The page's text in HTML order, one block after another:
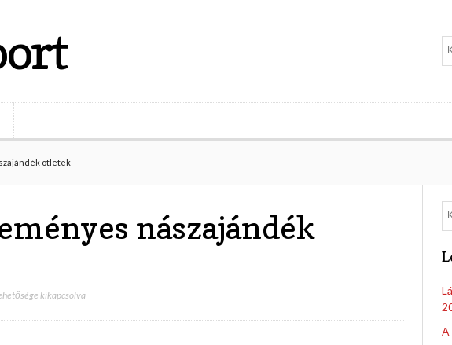
ötletek
nászajándék
kikapcsolva
A